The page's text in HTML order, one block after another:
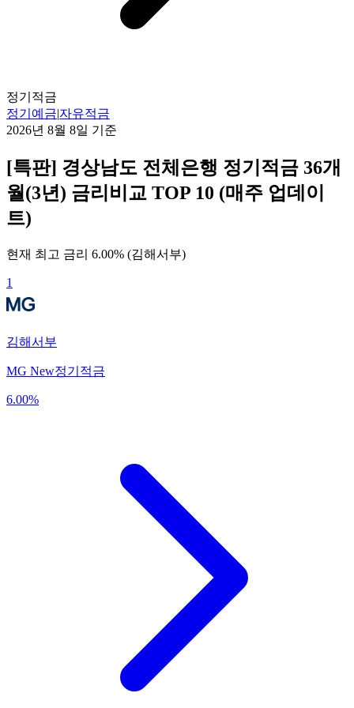
정기적금
정기예금|자유적금
2026년 8월 8일 기준
[특판] 경상남도 전체은행 정기적금 36개
월(3년) 금리비교 TOP 10 (매주 업데이
트)
현재 최고 금리 6.00% (김해서부)
1
김해서부
MG New정기적금
6.00%